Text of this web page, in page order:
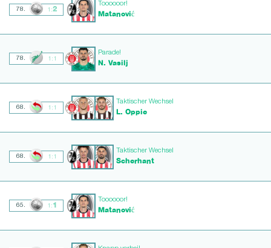
78. 1:2
Toooooor!
Matanović
78. 1:1
Parade!
N. Vasilj
68. 1:1
Taktischer Wechsel
L. Oppie
68. 1:1
Taktischer Wechsel
Scherhant
65. 1: 1
Toooooor!
Matanović